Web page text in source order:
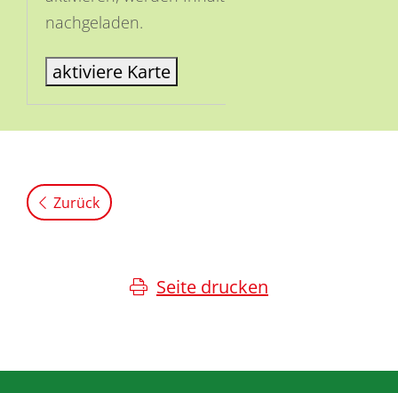
nachgeladen.
aktiviere Karte
Zurück
Seite drucken